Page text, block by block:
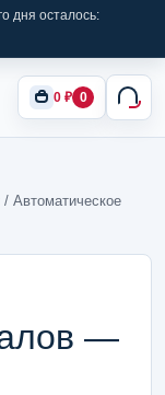
дня осталось:
0 ₽ 0
/ Автоматическое
—